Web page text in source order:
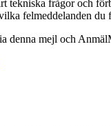
tekniska frågor och
felmeddelanden du
denna mejl och